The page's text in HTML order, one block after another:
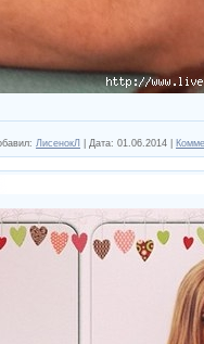
ЛисенокЛ Дата: 01.06.2014